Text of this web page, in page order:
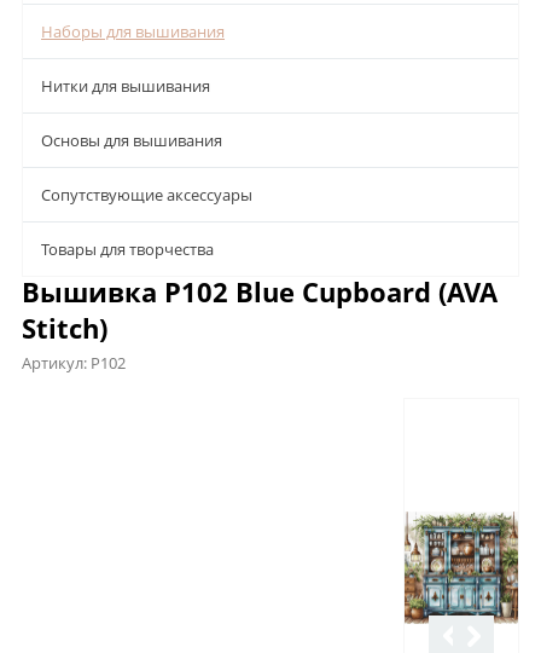
Наборы для вышивания
Нитки для вышивания
Основы для вышивания
Сопутствующие аксессуары
Товары для творчества
Вышивка P102 Blue Cupboard (AVA
Stitch)
Артикул: P102